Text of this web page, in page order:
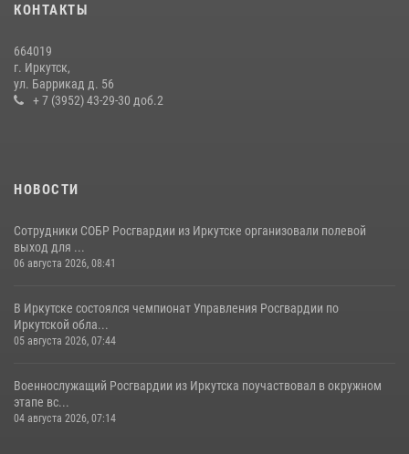
пенсионерку, страдающую потерей памяти
В Иркутске сотрудники вневедомственной охраны Росгвардии
приняли участие в благотворительной акции
КОНТАКТЫ
664019
г. Иркутск,
ул. Баррикад д. 56
+ 7 (3952) 43-29-30 доб.2
НОВОСТИ
Сотрудники СОБР Росгвардии из Иркутске организовали полевой
выход для ...
06 августа 2026, 08:41
В Иркутске состоялся чемпионат Управления Росгвардии по
Иркутской обла...
05 августа 2026, 07:44
Военнослужащий Росгвардии из Иркутска поучаствовал в окружном
этапе вс...
04 августа 2026, 07:14